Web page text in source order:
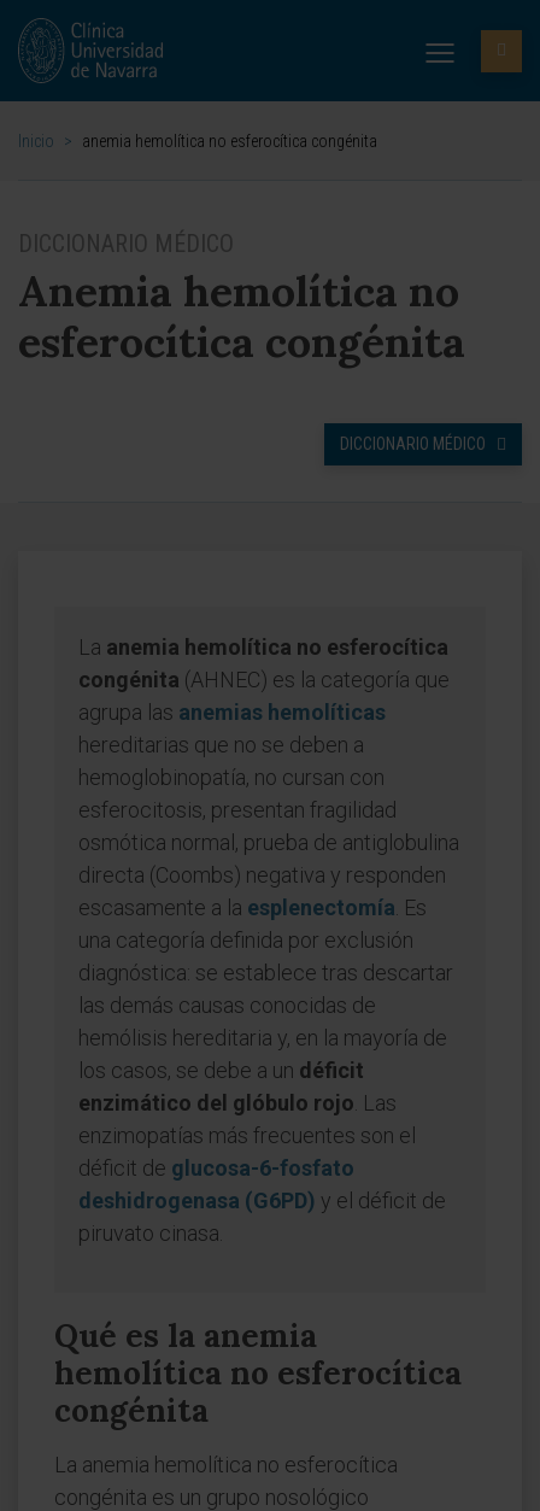
Inicio > anemia hemolítica no esferocítica congénita
DICCIONARIO MÉDICO
Anemia hemolítica no
esferocítica congénita
DICCIONARIO MÉDICO
La anemia hemolítica no esferocítica
congénita (AHNEC) es la categoría que
agrupa las anemias hemolíticas
hereditarias que no se deben a
hemoglobinopatía, no cursan con
esferocitosis, presentan fragilidad
osmótica normal, prueba de antiglobulina
directa (Coombs) negativa y responden
escasamente a la esplenectomía . Es
una categoría definida por exclusión
diagnóstica: se establece tras descartar
las demás causas conocidas de
hemólisis hereditaria y, en la mayoría de
los casos, se debe a un déficit
enzimático del glóbulo rojo . Las
enzimopatías más frecuentes son el
déficit de glucosa-6-fosfato
deshidrogenasa (G6PD) y el déficit de
piruvato cinasa.
Qué es la anemia
hemolítica no esferocítica
congénita
La anemia hemolítica no esferocítica
congénita es un grupo nosológico